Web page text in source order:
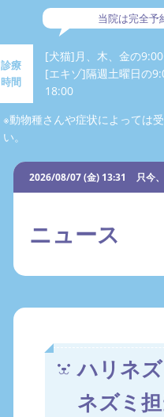
当院は完全予
診療
時間
[犬猫]月、木、金の
[エキゾ]隔週土曜日の
18:00
※動物種さんや症状によっては
い。
2026/08/07 (金) 13:31 只今
ニュース
ハリネ
ネズミ